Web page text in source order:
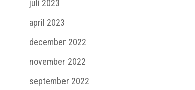
juli 2023
april 2023
december 2022
november 2022
september 2022